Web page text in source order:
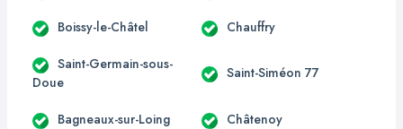
Boissy-le-Châtel Chauffry
Saint-Germain-sous-
Doue
Saint-Siméon 77
Bagneaux-sur-Loing Châtenoy